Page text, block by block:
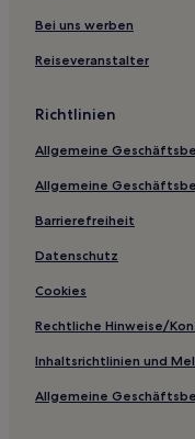
Aparthotels in Jingan
Aparthotels in Yunnan
Business in Jinshan
Günstige in Zhujiajiao
Bei uns werben
Reiseveranstalter
Richtlinien
Allgemeine
Allgemeine
Barrierefreiheit
Datenschutz
Cookies
Rechtliche Hinweise/
Inhaltsrichtlinien und
Allgemeine